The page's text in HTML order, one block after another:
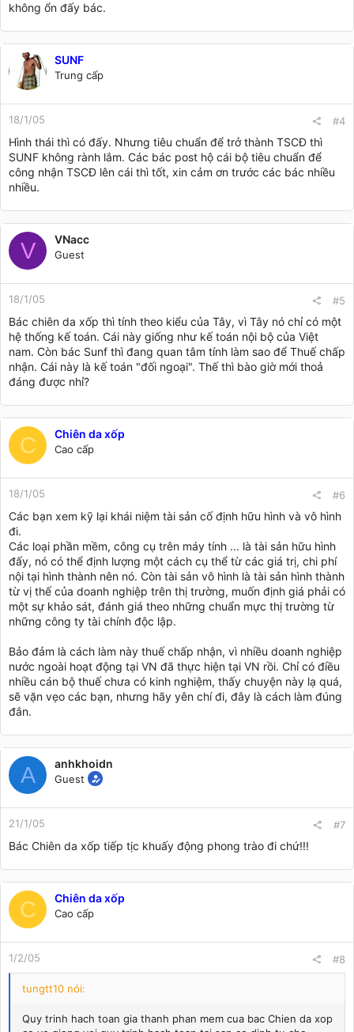
không ổn đấy bác.
SUNF
Trung cấp
18/1/05 #4
Hình thái thì có đấy. Nhưng tiêu chuẩn để trở thành TSCĐ thì
SUNF không rành lắm. Các bác post hộ cái bộ tiêu chuẩn để
công nhận TSCĐ lên cái thì tốt, xin cảm ơn trước các bác nhiều
nhiều.
V VNacc
Guest
18/1/05 #5
Bác chiên da xốp thì tính theo kiểu của Tây, vì Tây nó chỉ có một
hệ thống kế toán. Cái này giống như kế toán nội bộ của Việt
nam. Còn bác Sunf thì đang quan tâm tính làm sao để Thuế chấp
nhận. Cái này là kế toán "đối ngoại". Thế thì bào giờ mới thoả
đáng được nhỉ?
C Chiên da xốp
Cao cấp
18/1/05 #6
Các bạn xem kỹ lại khái niệm tài sản cố định hữu hình và vô hình
đi.
Các loại phần mềm, công cụ trên máy tính ... là tài sản hữu hình
đấy, nó có thể định lượng một cách cụ thể từ các giá trị, chi phí
nội tại hình thành nên nó. Còn tài sản vô hình là tài sản hình thành
từ vị thế của doanh nghiệp trên thị trường, muốn định giá phải có
một sự khảo sát, đánh giá theo những chuẩn mực thị trường từ
những công ty tài chính độc lập.
Bảo đảm là cách làm này thuế chấp nhận, vì nhiều doanh nghiệp
nước ngoài hoạt động tại VN đã thực hiện tại VN rồi. Chỉ có điều
nhiều cán bộ thuế chưa có kinh nghiệm, thấy chuyện này lạ quá,
sẽ vặn vẹo các bạn, nhưng hãy yên chí đi, đây là cách làm đúng
đắn.
A anhkhoidn
Guest
21/1/05 #7
Bác Chiên da xốp tiếp tịc khuấy động phong trào đi chứ!!!
C Chiên da xốp
Cao cấp
1/2/05 #8
tungtt10 nói:
Quy trinh hach toan gia thanh phan mem cua bac Chien da xop